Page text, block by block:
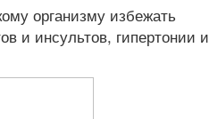
организму избежать
и инсультов, гипертонии и